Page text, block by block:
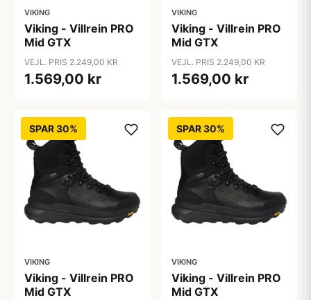
VIKING
Viking - Villrein PRO
Mid GTX
VEJL. PRIS 2.249,00 KR
1.569,00 kr
VIKING
Viking - Villrein PRO
Mid GTX
VEJL. PRIS 2.249,00 KR
1.569,00 kr
SPAR 30%
VIKING
Viking - Villrein PRO
Mid GTX
SPAR 30%
VIKING
Viking - Villrein PRO
Mid GTX